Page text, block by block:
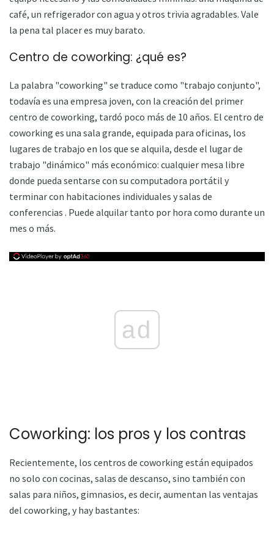
café, un refrigerador con agua y otros trivia agradables. Vale
la pena tal placer es muy barato.
Centro de coworking: ¿qué es?
La palabra "coworking" se traduce como "trabajo conjunto",
todavía es una empresa joven, con la creación del primer
centro de coworking, tardó poco más de 10 años. El centro de
coworking es una sala grande, equipada para oficinas, los
lugares de trabajo en los que se alquila, desde el lugar de
trabajo "dinámico" más económico: cualquier mesa libre
donde pueda sentarse con su computadora portátil y
terminar con habitaciones individuales y salas de
conferencias . Puede alquilar tanto por hora como durante un
mes o más.
ad
Coworking: los pros y los contras
Recientemente, los centros de coworking están equipados
no solo con cocinas, salas de descanso, sino también con
salas para niños, gimnasios, es decir, aumentan las ventajas
del coworking, y hay bastantes: